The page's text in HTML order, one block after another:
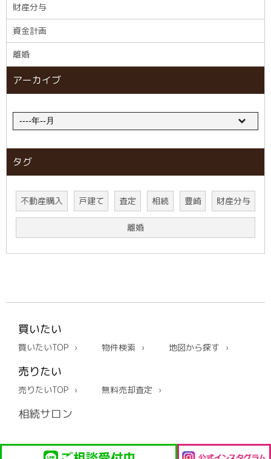
財産分与
資金計画
離婚
アーカイブ
タグ
不動産購入 戸建て 査定 相続 豊崎 財産分与
離婚
買いたい
買いたいTOP 物件検索 地図から探す
売りたい
売りたいTOP 無料売却査定
相続サロン